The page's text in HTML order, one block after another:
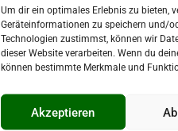
Um dir ein optimales Erlebnis zu bieten,
Geräteinformationen zu speichern und/
Technologien zustimmst, können wir
dieser Website verarbeiten. Wenn du
können bestimmte Merkmale und
Akzeptieren
kommunalen
wurden viele Projektideen
eingereicht.
Weiterlesen »